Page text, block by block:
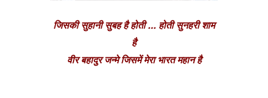
जिसकी सुहानी सुबह है होती … होती सुनहरी शाम
है
वीर बहादुर जन्मे जिसमें मेरा भारत महान है